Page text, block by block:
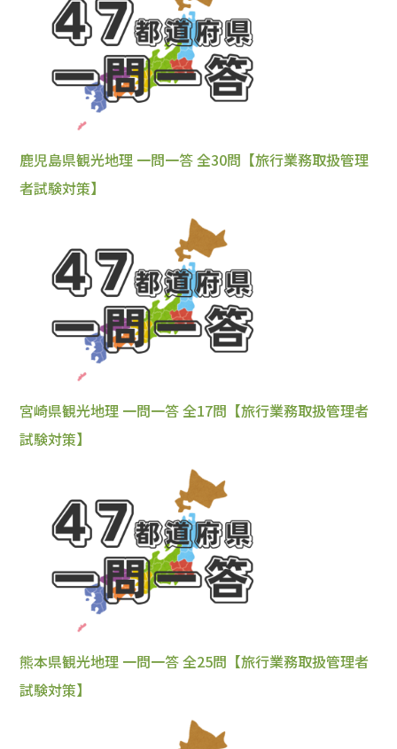
鹿児島県観光地理 一問一答 全30問【旅行業務取扱管理
者試験対策】
宮崎県観光地理 一問一答 全17問【旅行業務取扱管理者
試験対策】
熊本県観光地理 一問一答 全25問【旅行業務取扱管理者
試験対策】